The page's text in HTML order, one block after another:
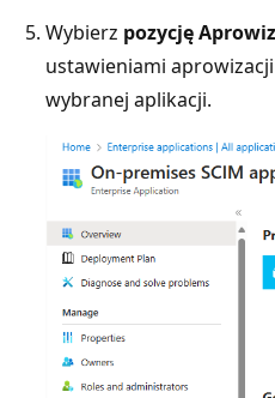
Wybierz pozycję
ustawieniami
wybranej aplikacji.